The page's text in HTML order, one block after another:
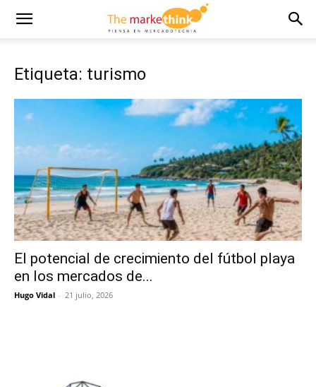
Etiqueta: turismo
El potencial de crecimiento del fútbol playa
en los mercados de...
Hugo Vidal - 21 julio, 2026